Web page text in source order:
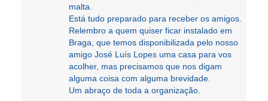
malta.
Está tudo preparado para receber os amigos.
Relembro a quem quiser ficar instalado em
Braga, que temos disponibilizada pelo nosso
amigo José Luís Lopes uma casa para vos
acolher, mas precisamos que nos digam
alguma coisa com alguma brevidade.
Um abraço de toda a organização.